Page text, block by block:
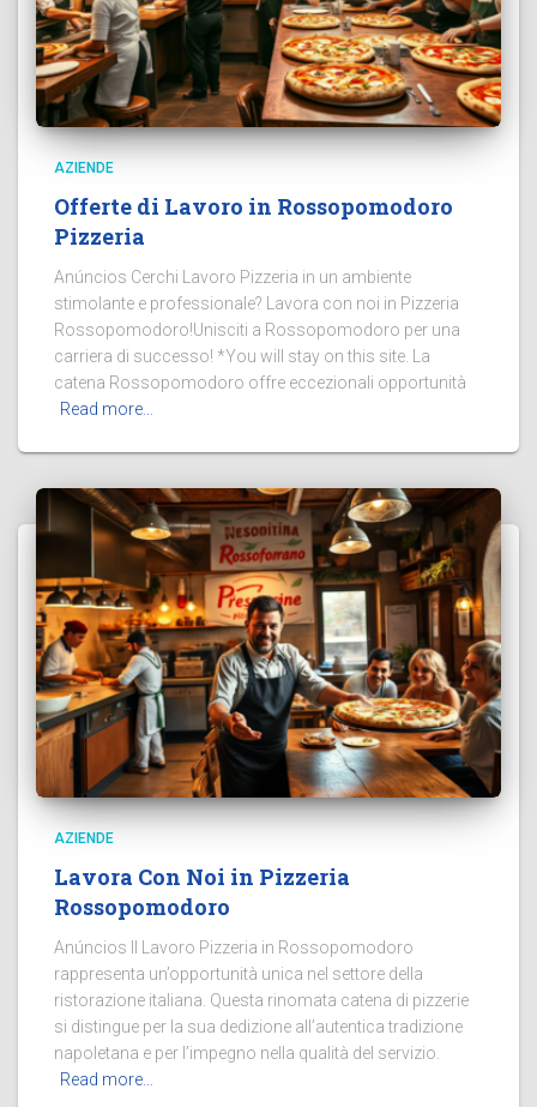
AZIENDE
Offerte di Lavoro in Rossopomodoro
Pizzeria
Anúncios Cerchi Lavoro Pizzeria in un ambiente
stimolante e professionale? Lavora con noi in Pizzeria
Rossopomodoro!Unisciti a Rossopomodoro per una
carriera di successo! *You will stay on this site. La
catena Rossopomodoro offre eccezionali opportunità
Read more…
AZIENDE
Lavora Con Noi in Pizzeria
Rossopomodoro
Anúncios Il Lavoro Pizzeria in Rossopomodoro
rappresenta un’opportunità unica nel settore della
ristorazione italiana. Questa rinomata catena di pizzerie
si distingue per la sua dedizione all’autentica tradizione
napoletana e per l’impegno nella qualità del servizio.
Read more…